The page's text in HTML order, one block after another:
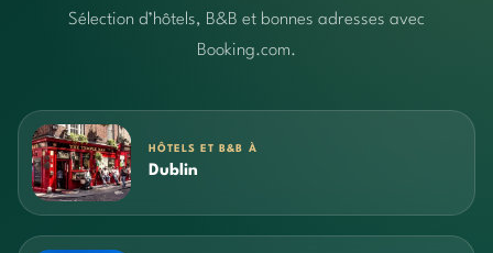
Sélection d’hôtels, B&B et bonnes adresses avec
Booking.com.
HÔTELS ET B&B À
Dublin